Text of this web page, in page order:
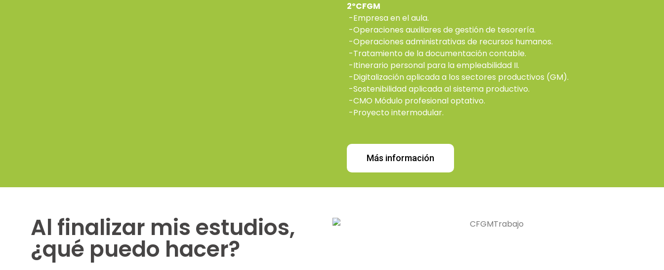
2ºCFGM
-Empresa en el aula.
-Operaciones auxiliares de gestión de tesorería.
-Operaciones administrativas de recursos humanos.
-Tratamiento de la documentación contable.
-Itinerario personal para la empleabilidad II.
-Digitalización aplicada a los sectores productivos (GM).
-Sostenibilidad aplicada al sistema productivo.
-CMO Módulo profesional optativo.
-Proyecto intermodular.
Más información
Al finalizar mis estudios,
¿qué puedo hacer?